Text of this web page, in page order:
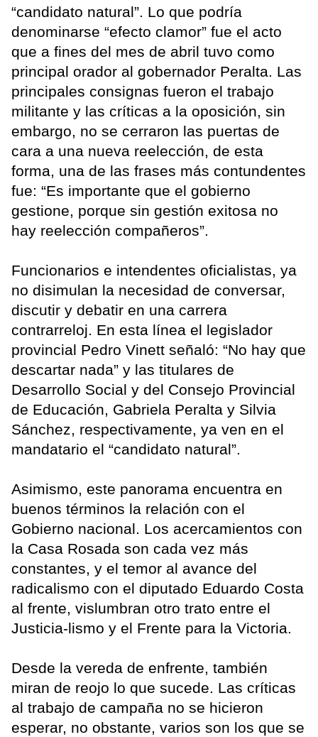
“candidato natural”. Lo que podría
denominarse “efecto clamor” fue el acto
que a fines del mes de abril tuvo como
principal orador al gobernador Peralta. Las
principales consignas fueron el trabajo
militante y las críticas a la oposición, sin
embargo, no se cerraron las puertas de
cara a una nueva reelección, de esta
forma, una de las frases más contundentes
fue: “Es importante que el gobierno
gestione, porque sin gestión exitosa no
hay reelección compañeros”.
Funcionarios e intendentes oficialistas, ya
no disimulan la necesidad de conversar,
discutir y debatir en una carrera
contrarreloj. En esta línea el legislador
provincial Pedro Vinett señaló: “No hay que
descartar nada” y las titulares de
Desarrollo Social y del Consejo Provincial
de Educación, Gabriela Peralta y Silvia
Sánchez, respectivamente, ya ven en el
mandatario el “candidato natural”.
Asimismo, este panorama encuentra en
buenos términos la relación con el
Gobierno nacional. Los acercamientos con
la Casa Rosada son cada vez más
constantes, y el temor al avance del
radicalismo con el diputado Eduardo Costa
al frente, vislumbran otro trato entre el
Justicia-lismo y el Frente para la Victoria.
Desde la vereda de enfrente, también
miran de reojo lo que sucede. Las críticas
al trabajo de campaña no se hicieron
esperar, no obstante, varios son los que se